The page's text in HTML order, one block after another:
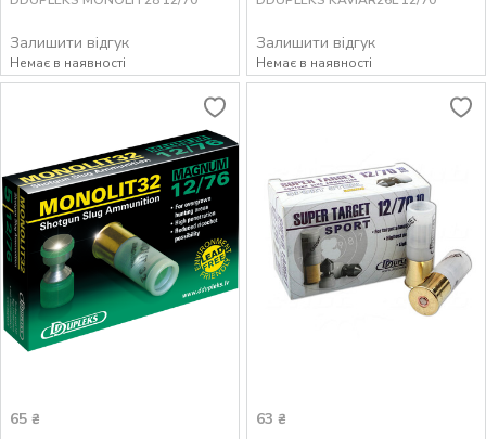
Залишити відгук
Немає в наявності
Залишити відгук
Немає в наявності
65 ₴ 63 ₴